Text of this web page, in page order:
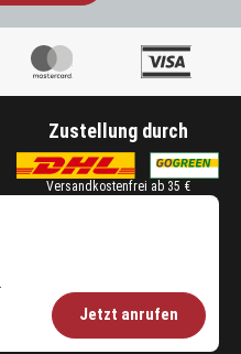
Zustellung durch
Versandkostenfrei ab 35 €
Jetzt anrufen